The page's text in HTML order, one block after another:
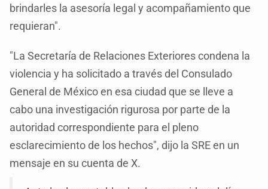
brindarles la asesoría legal y acompañamiento que
requieran".
"La Secretaría de Relaciones Exteriores condena la
violencia y ha solicitado a través del Consulado
General de México en esa ciudad que se lleve a
cabo una investigación rigurosa por parte de la
autoridad correspondiente para el pleno
esclarecimiento de los hechos", dijo la SRE en un
mensaje en su cuenta de X.